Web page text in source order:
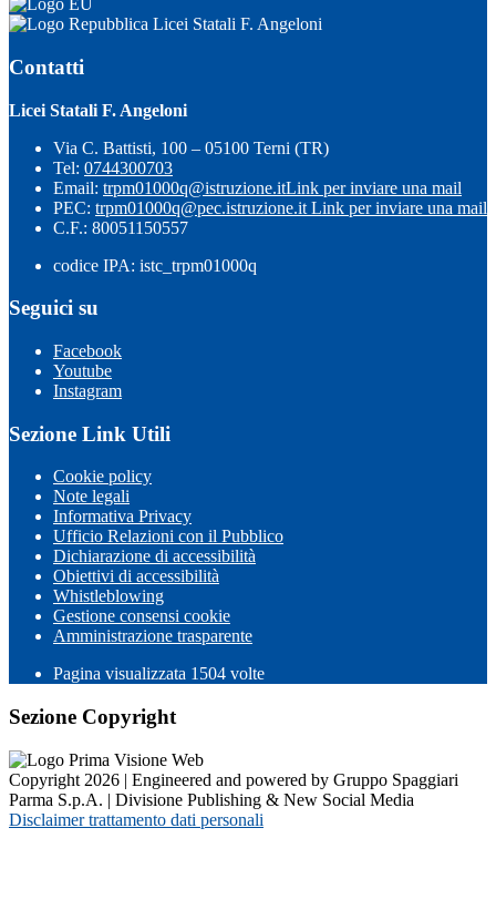
Licei Statali F. Angeloni
Contatti
Licei Statali F. Angeloni
Via C. Battisti, 100 – 05100 Terni (TR)
Tel: 0744300703
Email: trpm01000q@istruzione.itLink per inviare una mail
PEC: trpm01000q@pec.istruzione.it Link per inviare una mail
C.F.: 80051150557
codice IPA: istc_trpm01000q
Seguici su
Facebook
Youtube
Instagram
Sezione Link Utili
Cookie policy
Note legali
Informativa Privacy
Ufficio Relazioni con il Pubblico
Dichiarazione di accessibilità
Obiettivi di accessibilità
Whistleblowing
Gestione consensi cookie
Amministrazione trasparente
Pagina visualizzata 1504 volte
Sezione Copyright
Copyright 2026 | Engineered and powered by Gruppo Spaggiari
Parma S.p.A. | Divisione Publishing & New Social Media
Disclaimer trattamento dati personali